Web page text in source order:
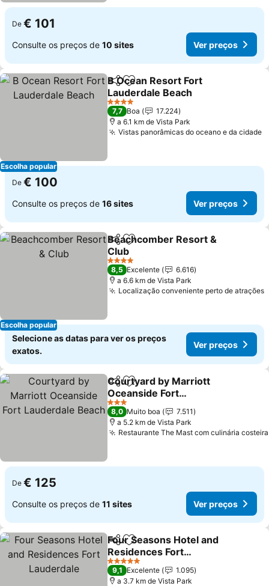
De € 101
Consulte os preços de 10 sites Ver preços
Escolha popular
PartilharAdicionar aos favoritos
B Ocean Resort Fort
Lauderdale Beach
4 Estrelas
7,7 Boa
17.224
a 6.1 km de Vista Park
Vistas panorâmicas do oceano e da cidade
De € 100
Consulte os preços de 16 sites Ver preços
Escolha popular
PartilharAdicionar aos favoritos
Beachcomber Resort &
Club
4 Estrelas
8,5 Excelente
6.616
a 6.6 km de Vista Park
Localização conveniente perto de atrações
Selecione as datas para ver os preços
exatos.
Ver preços
PartilharAdicionar aos favoritos
Courtyard by Marriott
Oceanside Fort
Lauderdale Beach
3 Estrelas
8,0 Muito boa
7.511
a 5.2 km de Vista Park
Restaurante The Mast com culinária costeira
De € 125
Consulte os preços de 11 sites Ver preços
PartilharAdicionar aos favoritos
Four Seasons Hotel and
Residences Fort
Lauderdale
5 Estrelas
9,1 Excelente
1.095
a 3.7 km de Vista Park